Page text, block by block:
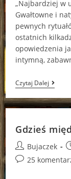
„Najbardziej w
Gwałtowne i
pewnych
ostatnich
opowiedzenia
intymną,
Czytaj DalejA
Na
Cichej
5
Działy
Się
Gdzieś
Post
author:
Bujaczek
Post25